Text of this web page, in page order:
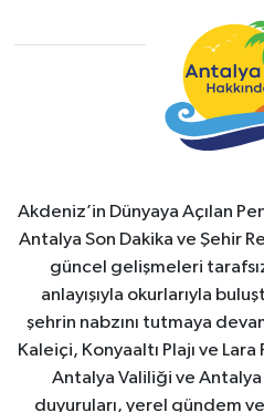
Akdeniz’in Dünyaya Açılan
Antalya Son Dakika ve Şehir
güncel gelişmeleri
anlayışıyla okurlarıyla
şehrin nabzını tutmaya
Kaleiçi, Konyaaltı Plajı ve Lara
Antalya Valiliği ve
duyuruları, yerel gündem